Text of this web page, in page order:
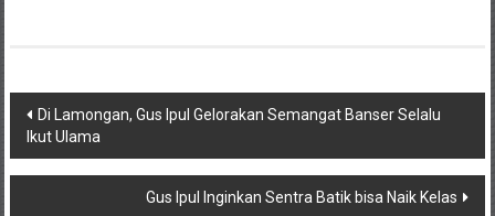
Post
navigation
Di Lamongan, Gus Ipul Gelorakan Semangat Banser Selalu
Ikut Ulama
Gus Ipul Inginkan Sentra Batik bisa Naik Kelas